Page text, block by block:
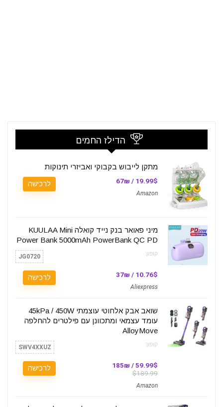
הדילז החמים
מתקן לייבוש בקבוקי ואביזרי תינוקות
19.99$ / 67₪
Amazon
לרכישה
מיני פאואר בנק נייד קואלה KUULAA Mini
Power Bank 5000mAh PowerBank QC PD
קופון: JG0720
10.76$ / 37₪
Aliexpress
לרכישה
שואב אבק אלחוטי עוצמתי 45kPa / 450W
עומד עצמאי ומתכוונן עם פילטרים להחלפה
AlloyMove
קופון: SWV4XXUZ
59.99$ / 185₪
$189.99
Amazon
לרכישה